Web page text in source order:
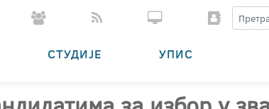
СТУДИЈЕ УПИС